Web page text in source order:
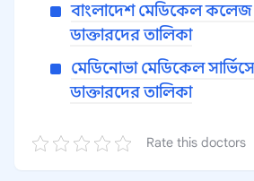
বাংলাদেশ মেডিকেল
ডাক্তারদের তালিকা
মেডিনোভা মেডিকেল
ডাক্তারদের তালিকা
Rate this doctors